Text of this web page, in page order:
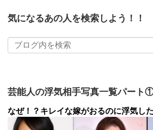
気になるあの人を検索しよう！！
芸能人の浮気相手写真一覧パート
なぜ！？キレイな嫁がおるのに浮気し